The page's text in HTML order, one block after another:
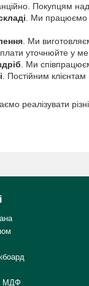
Покупцям
. Ми працюємо
. Ми
уточнюйте у
. Ми
. Постійним
реалізувати
МДФ